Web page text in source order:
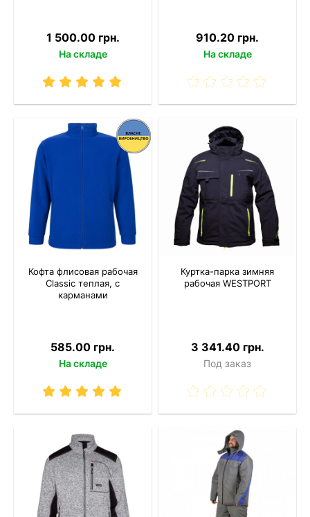
1 500.00 грн.
На складе
910.20 грн.
На складе
Кофта флисовая рабочая
Classic теплая, с
карманами
585.00 грн.
На складе
Куртка-парка зимняя
рабочая WESTPORT
3 341.40 грн.
Под заказ